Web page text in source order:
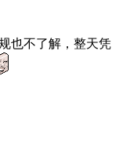
也不了解，整天凭